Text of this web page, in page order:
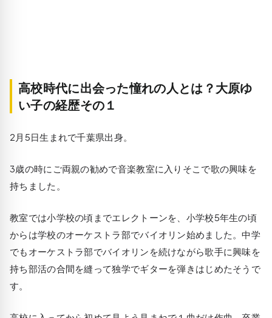
高校時代に出会った憧れの人とは？大原ゆ
い子の経歴その１
2月5日生まれで千葉県出身。
3歳の時にご両親の勧めで音楽教室に入りそこで歌の興味を
持ちました。
教室では小学校の頃までエレクトーンを、小学校5年生の頃
からは学校のオーケストラ部でバイオリン始めました。中学
でもオーケストラ部でバイオリンを続けながら歌手に興味を
持ち部活の合間を縫って独学でギターを弾きはじめたそうで
す。